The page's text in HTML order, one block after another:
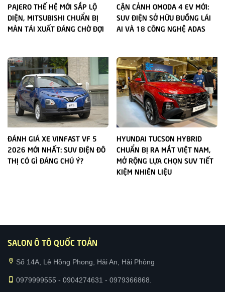
PAJERO THẾ HỆ MỚI SẮP LỘ
DIỆN, MITSUBISHI CHUẨN BỊ
MÀN TÁI XUẤT ĐÁNG CHỜ ĐỢI
CẬN CẢNH OMODA 4 EV MỚI:
SUV ĐIỆN SỞ HỮU BUỒNG LÁI
AI VÀ 18 CÔNG NGHỆ ADAS
ĐÁNH GIÁ XE VINFAST VF 5
2026 MỚI NHẤT: SUV ĐIỆN ĐÔ
THỊ CÓ GÌ ĐÁNG CHÚ Ý?
HYUNDAI TUCSON HYBRID
CHUẨN BỊ RA MẮT VIỆT NAM,
MỞ RỘNG LỰA CHỌN SUV TIẾT
KIỆM NHIÊN LIỆU
SALON Ô TÔ QUỐC TOẢN
location_on Số 14A, Lê Hồng Phong, Hải An, Hải Phòng
phone_iphone 0979999555 - 0904274631 - 0979366868.